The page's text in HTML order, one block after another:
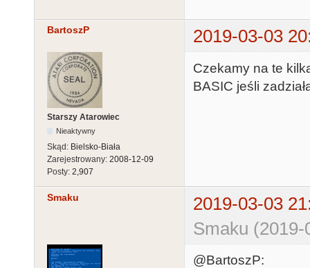
BartoszP 2019-03-03
Starszy Atarowiec
Nieaktywny
Skąd: Bielsko-Biała
Zarejestrowany: 2008-12-09
Posty: 2,907
Czekamy na te
BASIC jeśli
Smaku
2019-03-03
Smaku
@BartoszP: